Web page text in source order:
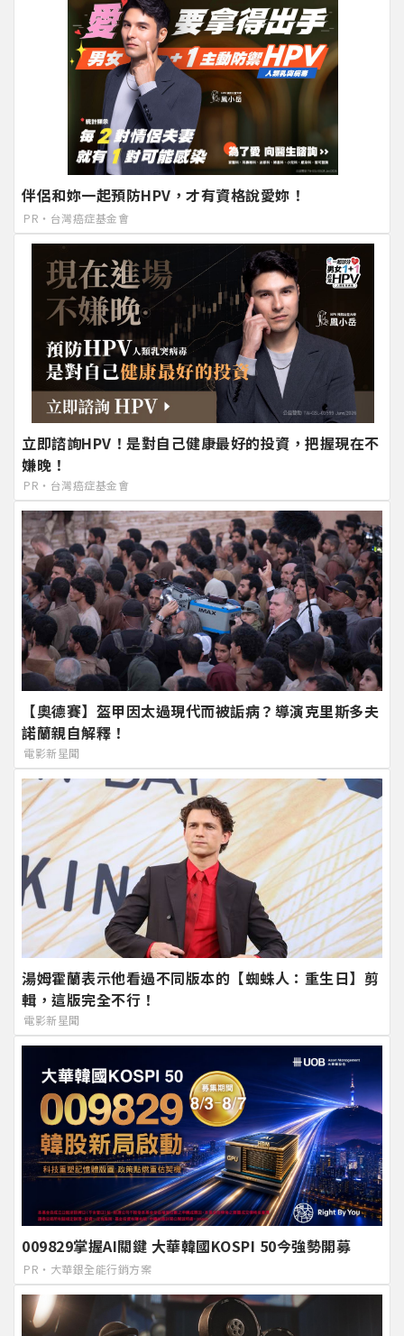
伴侶和妳一起預防HPV，才有資格說愛妳！
PR・台灣癌症基金會
立即諮詢HPV！是對自己健康最好的投資，把握現在不
嫌晚！
PR・台灣癌症基金會
【奧德賽】盔甲因太過現代而被詬病？導演克里斯多夫
諾蘭親自解釋！
電影新星聞
湯姆霍蘭表示他看過不同版本的【蜘蛛人：重生日】剪
輯，這版完全不行！
電影新星聞
009829掌握AI關鍵 大華韓國KOSPI 50今強勢開募
PR・大華銀全能行銷方案